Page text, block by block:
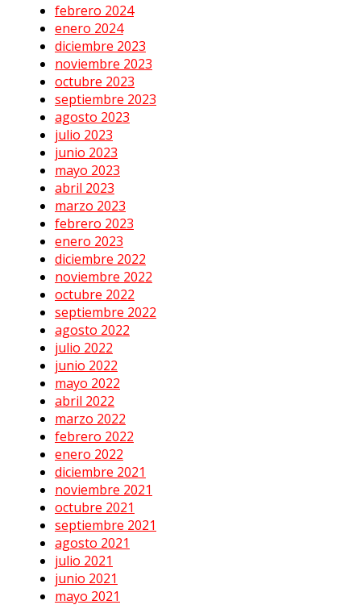
febrero 2024
enero 2024
diciembre 2023
noviembre 2023
octubre 2023
septiembre 2023
agosto 2023
julio 2023
junio 2023
mayo 2023
abril 2023
marzo 2023
febrero 2023
enero 2023
diciembre 2022
noviembre 2022
octubre 2022
septiembre 2022
agosto 2022
julio 2022
junio 2022
mayo 2022
abril 2022
marzo 2022
febrero 2022
enero 2022
diciembre 2021
noviembre 2021
octubre 2021
septiembre 2021
agosto 2021
julio 2021
junio 2021
mayo 2021